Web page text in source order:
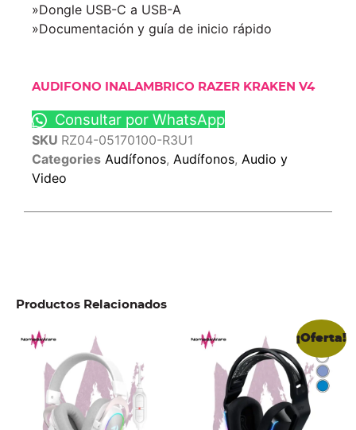
»Dongle USB-C a USB-A
»Documentación y guía de inicio rápido
AUDIFONO INALAMBRICO RAZER KRAKEN V4
Consultar por WhatsApp
SKU RZ04-05170100-R3U1
Categories Audífonos, Audífonos, Audio y
Video
Productos Relacionados
¡Oferta!